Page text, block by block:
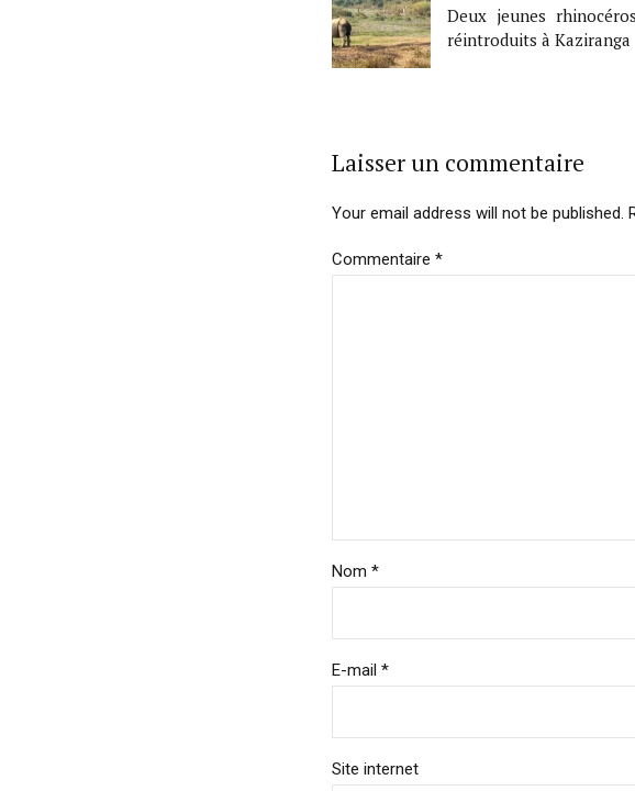
Deux jeunes
réintroduits à Kaziranga
Laisser un commentaire
Your email address will not be published.
Commentaire *
Nom *
E-mail *
Site internet